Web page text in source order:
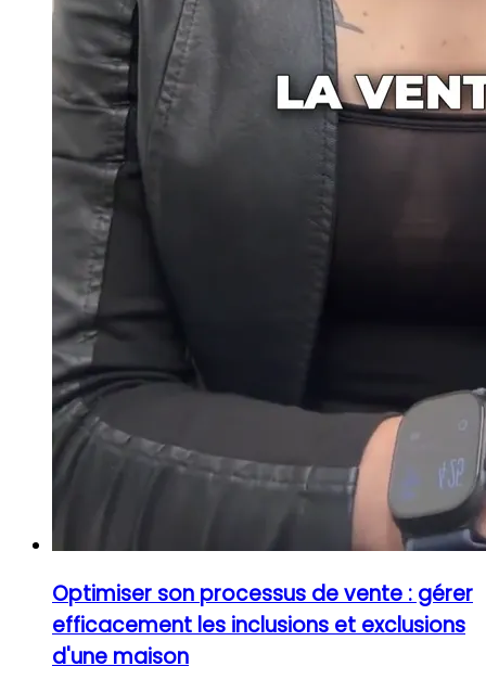
Optimiser son processus de vente : gérer
efficacement les inclusions et exclusions
d'une maison